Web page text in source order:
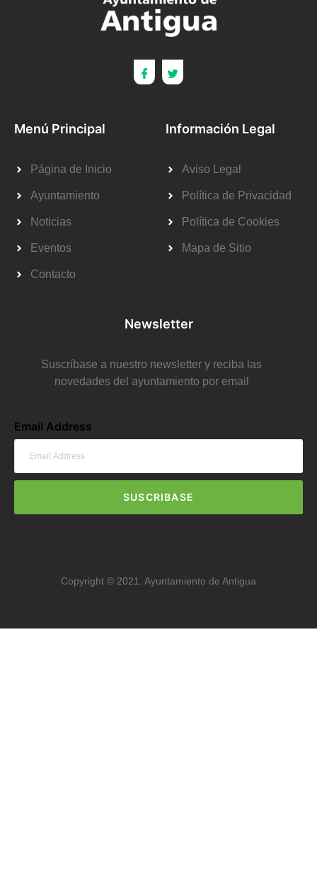
Menú Principal
Página de Inicio
Ayuntamiento
Noticias
Eventos
Contacto
Información Legal
Aviso Legal
Política de Privacidad
Política de Cookies
Mapa de Sitio
Newsletter
Suscríbase a nuestro newsletter y reciba las
novedades del ayuntamiento por email
Email Address
SUSCRIBASE
Copyright © 2021. Ayuntamiento de Antigua